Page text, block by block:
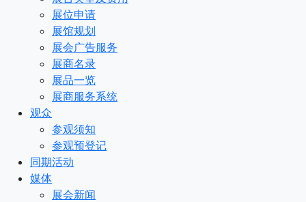
展位申请
展馆规划
展会广告服务
展商名录
展品一览
展商服务系统
观众
参观须知
参观预登记
同期活动
媒体
展会新闻